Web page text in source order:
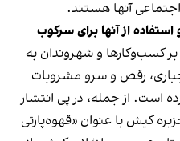
آنها هستند.
از آنها برای سرکوب
کسب‌وکارها و شهروندان به
رقص و سرو مشروبات
است. از جمله، در پی انتشار
کیش با عنوان «قهوه‌پارتی